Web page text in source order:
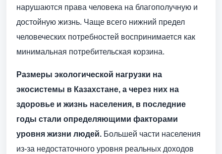
нарушаются права человека на благополучную и
достойную жизнь. Чаще всего нижний предел
человеческих потребностей воспринимается как
минимальная потребительская корзина.
Размеры экологической нагрузки на
экосистемы в Казахстане, а через них на
здоровье и жизнь населения, в последние
годы стали определяющими факторами
уровня жизни людей. Большей части населения
из-за недостаточного уровня реальных доходов